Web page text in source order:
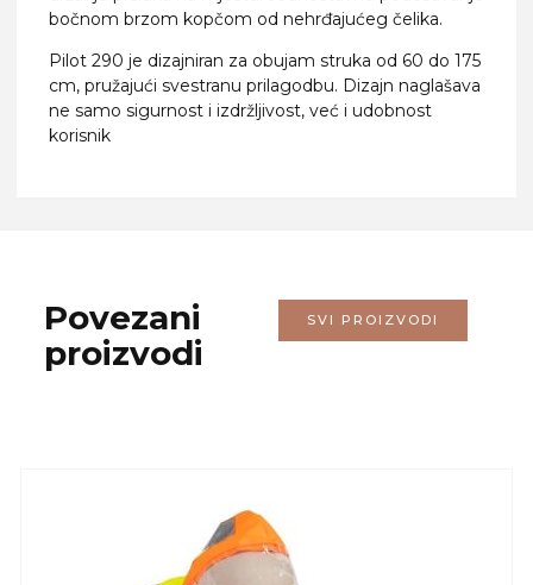
bočnom brzom kopčom od nehrđajućeg čelika.
Pilot 290 je dizajniran za obujam struka od 60 do 175
cm, pružajući svestranu prilagodbu. Dizajn naglašava
ne samo sigurnost i izdržljivost, već i udobnost
korisnik
Povezani
proizvodi
SVI PROIZVODI